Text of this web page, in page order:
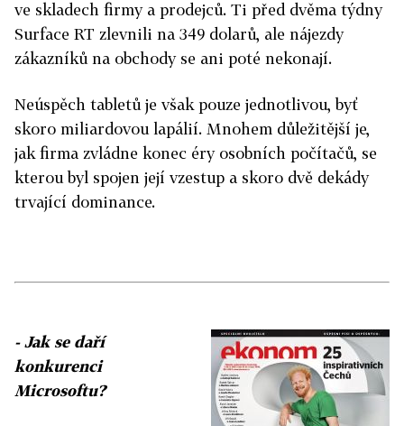
ve skladech firmy a prodejců. Ti před dvěma týdny
Surface RT zlevnili na 349 dolarů, ale nájezdy
zákazníků na obchody se ani poté nekonají.
Neúspěch tabletů je však pouze jednotlivou, byť
skoro miliardovou lapálií. Mnohem důležitější je,
jak firma zvládne konec éry osobních počítačů, se
kterou byl spojen její vzestup a skoro dvě dekády
trvající dominance.
- Jak se daří
konkurenci
Microsoftu?